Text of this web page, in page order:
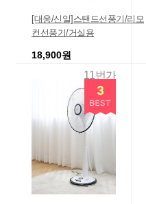
[대웅/신일]스탠드선풍기/리모
컨선풍기/거실용
18,900원
11번가